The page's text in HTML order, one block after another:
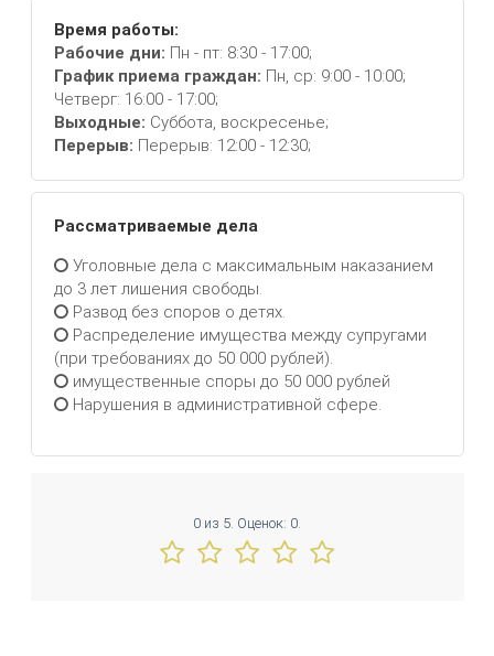
Время работы:
Рабочие дни: Пн - пт: 8:30 - 17:00;
График приема граждан: Пн, ср: 9:00 - 10:00;
Четверг: 16:00 - 17:00;
Выходные: Суббота, воскресенье;
Перерыв: Перерыв: 12:00 - 12:30;
Рассматриваемые дела
Уголовные дела с максимальным наказанием
до 3 лет лишения свободы.
Развод без споров о детях.
Распределение имущества между супругами
(при требованиях до 50 000 рублей).
имущественные споры до 50 000 рублей
Нарушения в административной сфере.
0 из 5. Оценок: 0